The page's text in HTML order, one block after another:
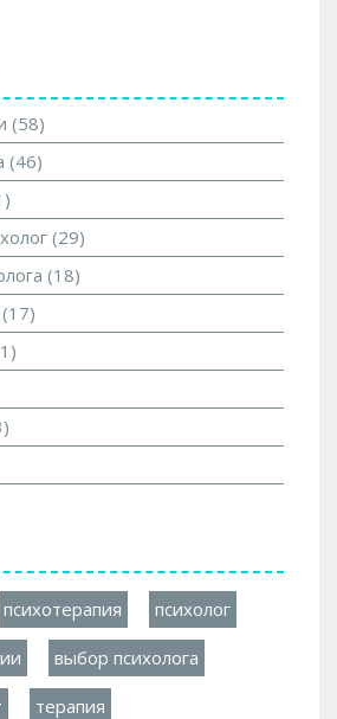
(58)
(46)
(29)
(18)
(17)
психотерапия психолог
выбор психолога
терапия